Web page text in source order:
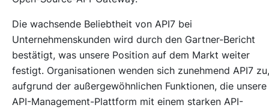
Die wachsende Beliebtheit von API7 bei
Unternehmenskunden wird durch den Gartner-Bericht
bestätigt, was unsere Position auf dem Markt weiter
festigt. Organisationen wenden sich zunehmend API7 zu,
aufgrund der außergewöhnlichen Funktionen, die unsere
API-Management-Plattform mit einem starken API-